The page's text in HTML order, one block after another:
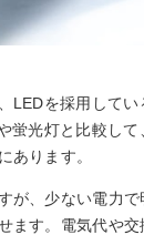
LEDを採用してい
蛍光灯と比較し
あります。
が、少ない電力
ます。電気代や